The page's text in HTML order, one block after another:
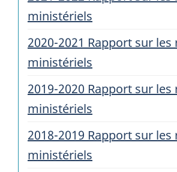
ministériels
2020-2021 Rapport sur les
ministériels
2019-2020 Rapport sur les
ministériels
2018-2019 Rapport sur les
ministériels